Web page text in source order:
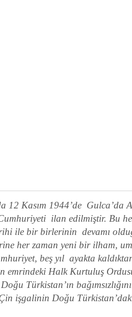
12 Kasım 1944’de Gulca’da
ilan edilmiştir. Bu
ile bir birlerinin devamı
her zaman yeni bir ilham,
beş yıl ayakta
emrindeki Halk Kurtuluş
Türkistan’ın
işgalinin Doğu